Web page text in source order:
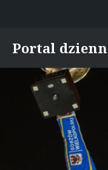
content
Portal